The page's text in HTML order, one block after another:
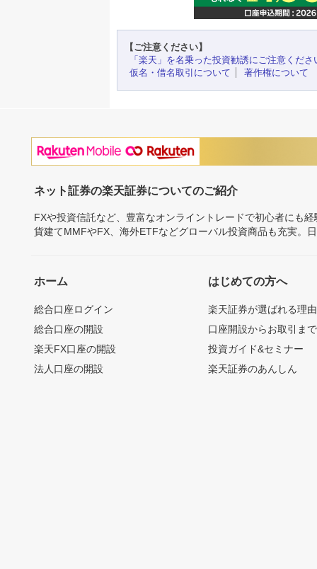
【ご注意ください】
「楽天」を名乗った投資勧誘にご注意くださ
仮名・借名取引について
著作権について
ネット証券の楽天証券についてのご紹介
FXや投資信託など、豊富なオンライントレードで初心者にも
貨建てMMFやFX、海外ETFなどグローバル投資商品も充実。
ホーム
総合口座ログイン
総合口座の開設
楽天FX口座の開設
法人口座の開設
はじめての方へ
楽天証券が選ばれる理由
口座開設からお取引ま
投資ガイド&セミナー
楽天証券のあんしん